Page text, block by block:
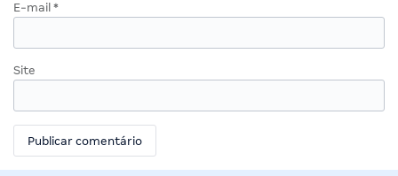
E-mail *
Site